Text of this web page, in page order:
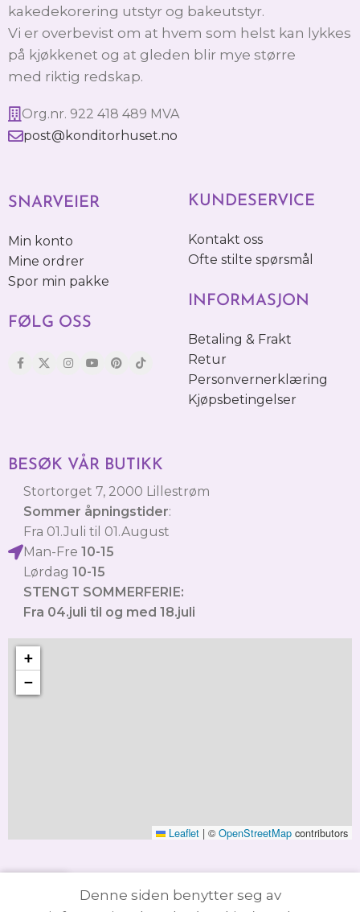
kakedekorering utstyr og bakeutstyr.
Vi er overbevist om at hvem som helst kan lykkes
på kjøkkenet og at gleden blir mye større
med riktig redskap.
Org.nr. 922 418 489 MVA
post@konditorhuset.no
SNARVEIER
Min konto
Mine ordrer
Spor min pakke
FØLG OSS
KUNDESERVICE
Kontakt oss
Ofte stilte spørsmål
INFORMASJON
Betaling & Frakt
Retur
Personvernerklæring
Kjøpsbetingelser
BESØK VÅR BUTIKK
Stortorget 7, 2000 Lillestrøm
Sommer åpningstider:
Fra 01.Juli til 01.August
Man-Fre 10-15
Lørdag 10-15
STENGT SOMMERFERIE:
Fra 04.juli til og med 18.juli
+
−
Leaflet | © OpenStreetMap contributors
Denne siden benytter seg av